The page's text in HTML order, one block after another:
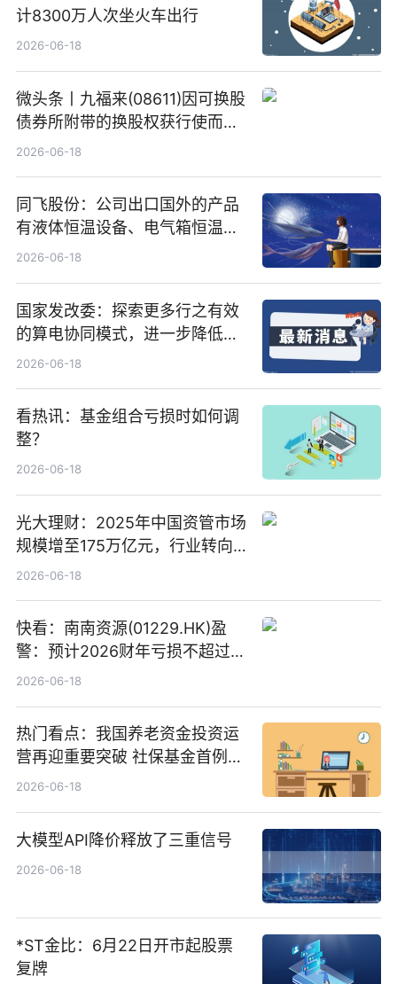
计8300万人次坐火车出行
2026-06-18
微头条丨九福来(08611)因可换股
债券所附带的换股权获行使而发
行5200万股
2026-06-18
同飞股份：公司出口国外的产品
有液体恒温设备、电气箱恒温装
置、纯水冷却单元和特种换热器
2026-06-18
国家发改委：探索更多行之有效
的算电协同模式，进一步降低网
络传输时延_最资讯
2026-06-18
看热讯：基金组合亏损时如何调
整？
2026-06-18
光大理财：2025年中国资管市场
规模增至175万亿元，行业转向
“量质并重”
2026-06-18
快看：南南资源(01229.HK)盈
警：预计2026财年亏损不超过
1000万港元
2026-06-18
热门看点：我国养老资金投资运
营再迎重要突破 社保基金首例期
货账户完成开立
2026-06-18
大模型API降价释放了三重信号
2026-06-18
*ST金比：6月22日开市起股票
复牌